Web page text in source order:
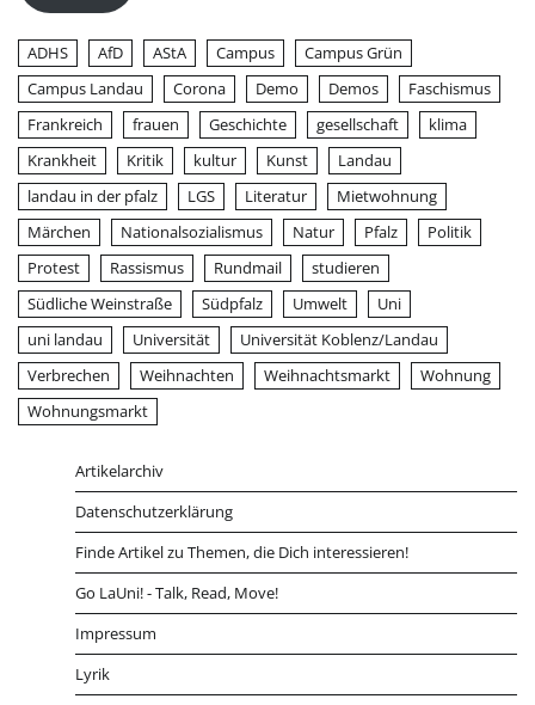
ADHS AfD AStA Campus
Campus Grün
Campus Landau
Corona Demo Demos
Faschismus
Frankreich
frauen Geschichte gesellschaft
klima
Krankheit
Kritik kultur Kunst
Landau
landau in der pfalz
LGS Literatur
Mietwohnung
Märchen
Nationalsozialismus Natur Pfalz
Politik
Protest
Rassismus Rundmail
studieren
Südliche Weinstraße
Südpfalz Umwelt
Uni
uni landau
Universität
Universität Koblenz/Landau
Verbrechen
Weihnachten Weihnachtsmarkt
Wohnung
Wohnungsmarkt
Artikelarchiv
Datenschutzerklärung
Finde Artikel zu Themen, die Dich interessieren!
Go LaUni! - Talk, Read, Move!
Impressum
Lyrik